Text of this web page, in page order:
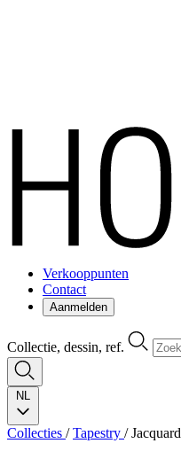
Verkooppunten
Contact
Aanmelden
Collectie, dessin, ref.
NL
Collecties / Tapestry / Jacquard